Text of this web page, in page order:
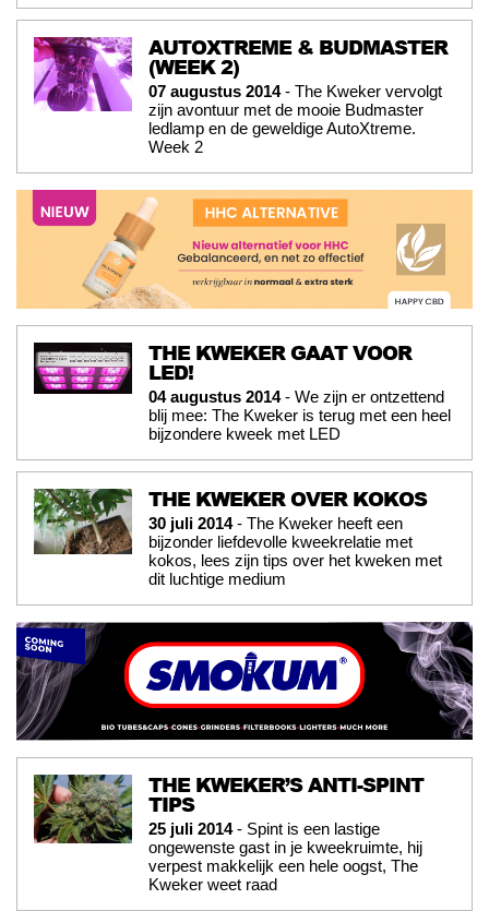
AUTOXTREME & BUDMASTER
(WEEK 2)
07 augustus 2014- The Kweker vervolgt
zijn avontuur met de mooie Budmaster
ledlamp en de geweldige AutoXtreme.
Week 2
THE KWEKER GAAT VOOR
LED!
04 augustus 2014- We zijn er ontzettend
blij mee: The Kweker is terug met een heel
bijzondere kweek met LED
THE KWEKER OVER KOKOS
30 juli 2014- The Kweker heeft een
bijzonder liefdevolle kweekrelatie met
kokos, lees zijn tips over het kweken met
dit luchtige medium
THE KWEKER’S ANTI-SPINT
TIPS
25 juli 2014- Spint is een lastige
ongewenste gast in je kweekruimte, hij
verpest makkelijk een hele oogst, The
Kweker weet raad